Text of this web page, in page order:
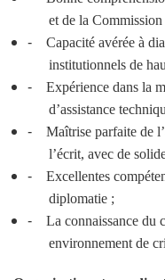
et de la Commission
-
Capacité avérée à
institutionnels de
-
Expérience dans la
d’assistance
-
Maîtrise parfaite de
l’écrit, avec de
-
Excellentes
diplomatie ;
-
La connaissance du
environnement de